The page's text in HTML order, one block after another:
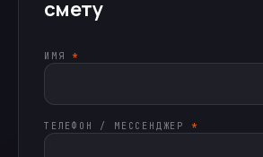
смету
ИМЯ *
ТЕЛЕФОН / МЕССЕНДЖЕР *